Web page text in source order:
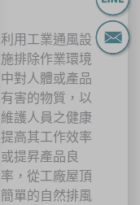
利用工業通風設
施排除作業環境
中對人體或產品
有害的物質，以
維護人員之健康
提高其工作效率
或提昇產品良
率，從工廠屋頂
簡單的自然排風